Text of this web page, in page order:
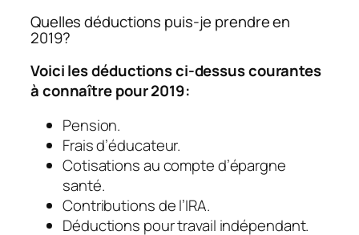
Quelles déductions puis-je prendre en
2019?
Voici les déductions ci-dessus courantes
à connaître pour 2019:
Pension.
Frais d’éducateur.
Cotisations au compte d’épargne
santé.
Contributions de l’IRA.
Déductions pour travail indépendant.